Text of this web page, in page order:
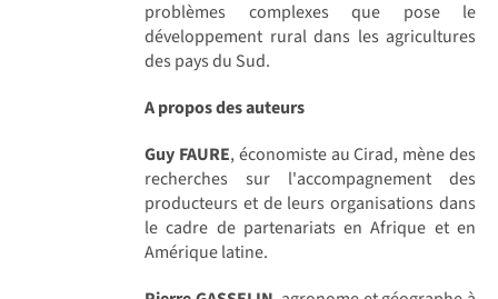
problèmes complexes que pose le
développement rural dans les agricultures
des pays du Sud.
A propos des auteurs
Guy FAURE, économiste au Cirad, mène des
recherches sur l'accompagnement des
producteurs et de leurs organisations dans
le cadre de partenariats en Afrique et en
Amérique latine.